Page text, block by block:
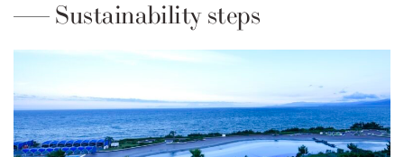
Sustainability steps